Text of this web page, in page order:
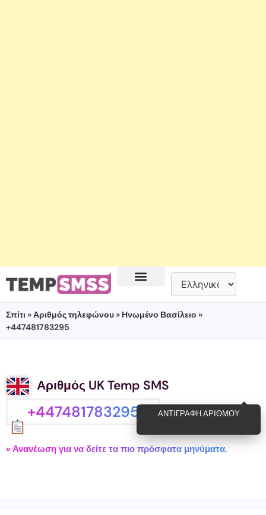
Σπίτι »Αριθμός τηλεφώνου » Ηνωμένο Βασίλειο »
+447481783295
Αριθμός UK Temp SMS
+447481783295 ΑΝΤΙΓΡΑΦΉ ΑΡΙΘΜΟΎ
» Ανανέωση για να δείτε τα πιο πρόσφατα μηνύματα.